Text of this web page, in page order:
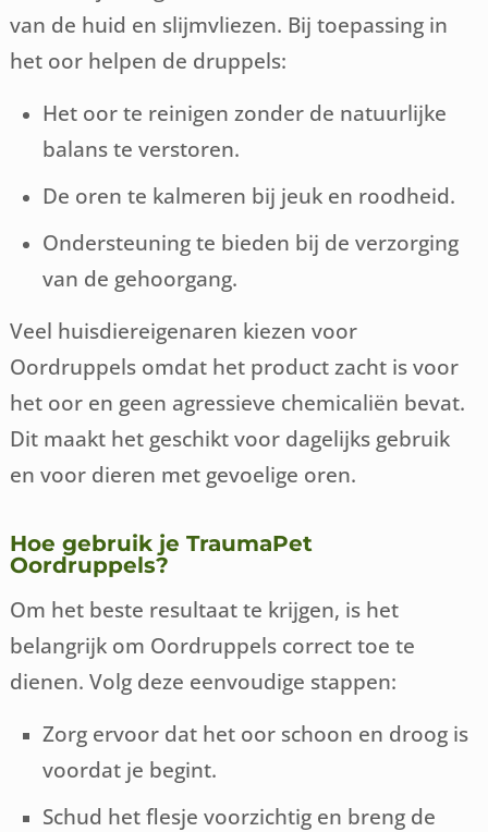
van de huid en slijmvliezen. Bij toepassing in
het oor helpen de druppels:
Het oor te reinigen zonder de natuurlijke
balans te verstoren.
De oren te kalmeren bij jeuk en roodheid.
Ondersteuning te bieden bij de verzorging
van de gehoorgang.
Veel huisdiereigenaren kiezen voor
Oordruppels omdat het product zacht is voor
het oor en geen agressieve chemicaliën bevat.
Dit maakt het geschikt voor dagelijks gebruik
en voor dieren met gevoelige oren.
Hoe gebruik je TraumaPet
Oordruppels?
Om het beste resultaat te krijgen, is het
belangrijk om Oordruppels correct toe te
dienen. Volg deze eenvoudige stappen:
Zorg ervoor dat het oor schoon en droog is
voordat je begint.
Schud het flesje voorzichtig en breng de